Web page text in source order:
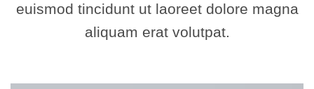
euismod tincidunt ut laoreet dolore magna
aliquam erat volutpat.